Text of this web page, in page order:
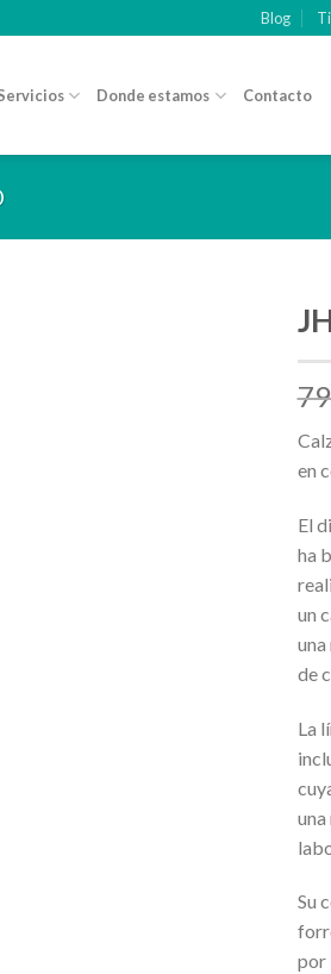
Blog
Donde estamos Contacto
en
El
ha
un
de
La
Su
por